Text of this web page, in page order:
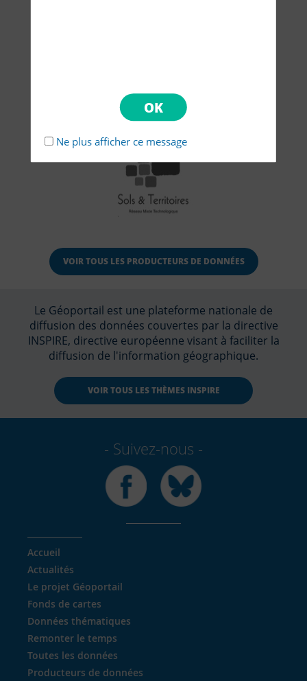
Ne plus afficher ce message
VOIR TOUS LES PRODUCTEURS DE DONNÉES
Le Géoportail est une plateforme nationale de
diffusion des données couvertes par la directive
INSPIRE, directive européenne visant à faciliter la
diffusion de l'information géographique.
VOIR TOUS LES THÈMES INSPIRE
Suivez-nous
Facebook Bluesky
Accueil
Actualités
Le projet Géoportail
Fonds de cartes
Données thématiques
Remonter le temps
Toutes les données
Producteurs de données